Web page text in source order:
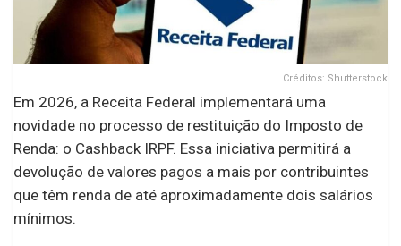
Créditos: Shutterstock
Em 2026, a Receita Federal implementará uma
novidade no processo de restituição do Imposto de
Renda: o Cashback IRPF. Essa iniciativa permitirá a
devolução de valores pagos a mais por contribuintes
que têm renda de até aproximadamente dois salários
mínimos.